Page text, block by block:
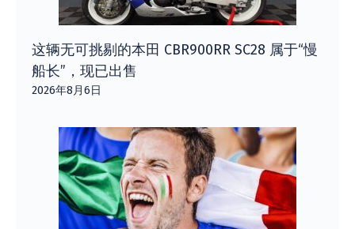
这辆无可挑剔的本田 CBR900RR SC28 属于“慢
船长”，现已出售
2026年8月6日